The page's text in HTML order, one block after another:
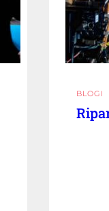
BLOGI